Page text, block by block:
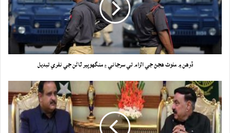
ڏوهن ۾ ملوث هجڻ جي الزام تي سرجاني ۽ منگهوپير ٿاڻن جي نفري تبديل